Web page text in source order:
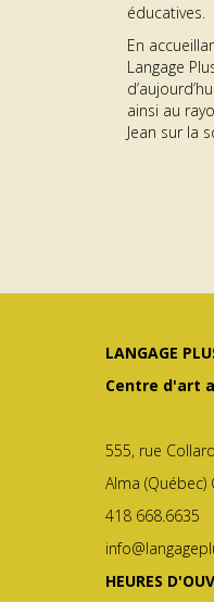
éducatives.
En
Langage
ainsi au
Jean sur la
LANGAGE
Centre d'art
555, rue
Alma (Québec)
418 668.6635
HEURES